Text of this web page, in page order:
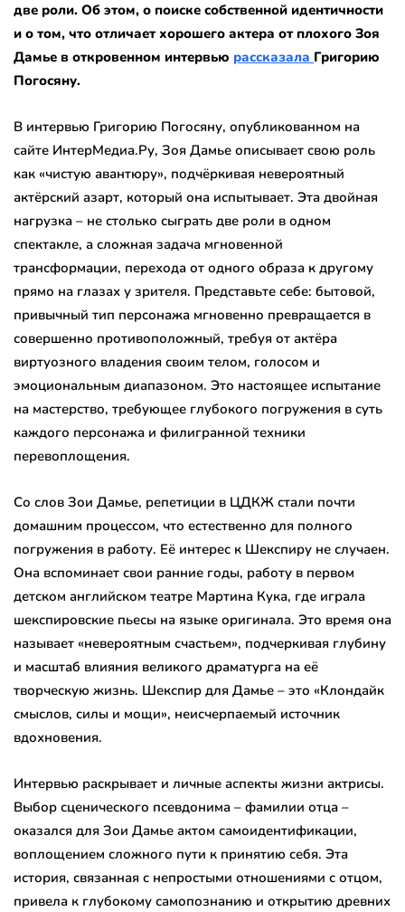
две роли. Об этом, о поиске собственной идентичности
и о том, что отличает хорошего актера от плохого Зоя
Дамье в откровенном интервью рассказала Григорию
Погосяну.
В интервью Григорию Погосяну, опубликованном на
сайте ИнтерМедиа.Ру, Зоя Дамье описывает свою роль
как «чистую авантюру», подчёркивая невероятный
актёрский азарт, который она испытывает. Эта двойная
нагрузка – не столько сыграть две роли в одном
спектакле, а сложная задача мгновенной
трансформации, перехода от одного образа к другому
прямо на глазах у зрителя. Представьте себе: бытовой,
привычный тип персонажа мгновенно превращается в
совершенно противоположный, требуя от актёра
виртуозного владения своим телом, голосом и
эмоциональным диапазоном. Это настоящее испытание
на мастерство, требующее глубокого погружения в суть
каждого персонажа и филигранной техники
перевоплощения.
Со слов Зои Дамье, репетиции в ЦДКЖ стали почти
домашним процессом, что естественно для полного
погружения в работу. Её интерес к Шекспиру не случаен.
Она вспоминает свои ранние годы, работу в первом
детском английском театре Мартина Кука, где играла
шекспировские пьесы на языке оригинала. Это время она
называет «невероятным счастьем», подчеркивая глубину
и масштаб влияния великого драматурга на её
творческую жизнь. Шекспир для Дамье – это «Клондайк
смыслов, силы и мощи», неисчерпаемый источник
вдохновения.
Интервью раскрывает и личные аспекты жизни актрисы.
Выбор сценического псевдонима – фамилии отца –
оказался для Зои Дамье актом самоидентификации,
воплощением сложного пути к принятию себя. Эта
история, связанная с непростыми отношениями с отцом,
привела к глубокому самопознанию и открытию древних